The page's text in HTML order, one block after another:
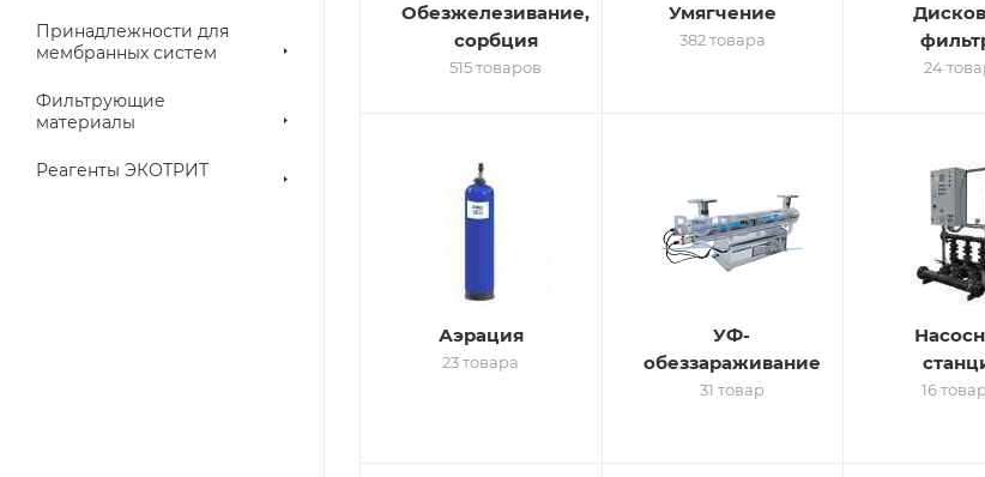
Принадлежности для
мембранных систем
Фильтрующие
материалы
Реагенты ЭКОТРИТ
Обезжелезивание,
сорбция
515 товаров
Умягчение
382 товара
24
Аэрация
23 товара
УФ-
обеззараживание
31 товар 16